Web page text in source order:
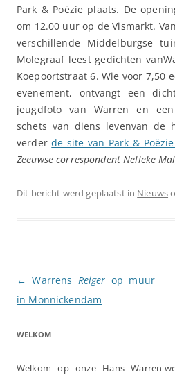
Park & Poëzie plaats. De
om 12.00 uur op de Vismarkt.
verschillende Middelburgse
Molegraaf leest gedichten
Koepoortstraat 6. Wie voor 7,50
evenement, ontvangt een
jeugdfoto van Warren en
schets van diens levenvan de
verderde site van Park &
Zeeuwse correspondent Nelleke
Dit bericht werd geplaatst in Nieuws
Berichtnavigatie
← Warrens Reiger op muur
in Monnickendam
WELKOM
Welkom op onze Hans Warren-